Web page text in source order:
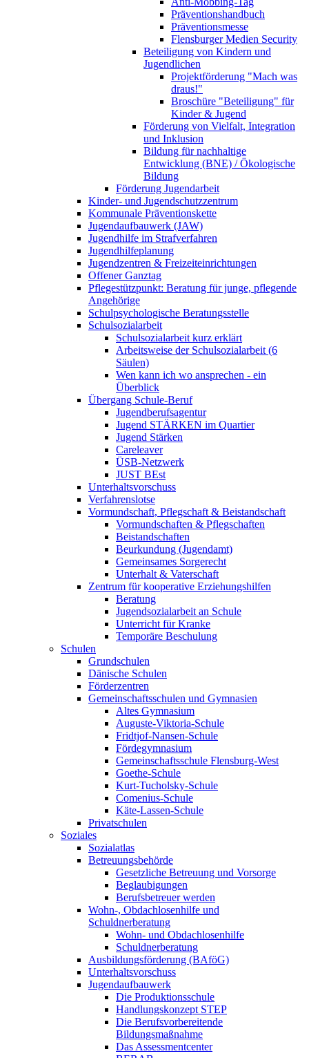
Präventionshandbuch
Präventionsmesse
Flensburger Medien Security
Beteiligung von Kindern und
Jugendlichen
Projektförderung "Mach was
draus!"
Broschüre "Beteiligung" für
Kinder & Jugend
Förderung von Vielfalt, Integration
und Inklusion
Bildung für nachhaltige
Entwicklung (BNE) / Ökologische
Bildung
Förderung Jugendarbeit
Kinder- und Jugendschutzzentrum
Kommunale Präventionskette
Jugendaufbauwerk (JAW)
Jugendhilfe im Strafverfahren
Jugendhilfeplanung
Jugendzentren & Freizeiteinrichtungen
Offener Ganztag
Pflegestützpunkt: Beratung für junge, pflegende
Angehörige
Schulpsychologische Beratungsstelle
Schulsozialarbeit
Schulsozialarbeit kurz erklärt
Arbeitsweise der Schulsozialarbeit (6
Säulen)
Wen kann ich wo ansprechen - ein
Überblick
Übergang Schule-Beruf
Jugendberufsagentur
Jugend STÄRKEN im Quartier
Jugend Stärken
Careleaver
ÜSB-Netzwerk
JUST BEst
Unterhaltsvorschuss
Verfahrenslotse
Vormundschaft, Pflegschaft & Beistandschaft
Vormundschaften & Pflegschaften
Beistandschaften
Beurkundung (Jugendamt)
Gemeinsames Sorgerecht
Unterhalt & Vaterschaft
Zentrum für kooperative Erziehungshilfen
Beratung
Jugendsozialarbeit an Schule
Unterricht für Kranke
Temporäre Beschulung
Schulen
Grundschulen
Dänische Schulen
Förderzentren
Gemeinschaftsschulen und Gymnasien
Altes Gymnasium
Auguste-Viktoria-Schule
Fridtjof-Nansen-Schule
Fördegymnasium
Gemeinschaftsschule Flensburg-West
Goethe-Schule
Kurt-Tucholsky-Schule
Comenius-Schule
Käte-Lassen-Schule
Privatschulen
Soziales
Sozialatlas
Betreuungsbehörde
Gesetzliche Betreuung und Vorsorge
Beglaubigungen
Berufsbetreuer werden
Wohn-, Obdachlosenhilfe und
Schuldnerberatung
Wohn- und Obdachlosenhilfe
Schuldnerberatung
Ausbildungsförderung (BAföG)
Unterhaltsvorschuss
Jugendaufbauwerk
Die Produktionsschule
Handlungskonzept STEP
Die Berufsvorbereitende
Bildungsmaßnahme
Das Assessmentcenter